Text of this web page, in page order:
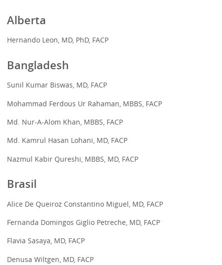
Alberta
Hernando Leon, MD, PhD, FACP
Bangladesh
Sunil Kumar Biswas, MD, FACP
Mohammad Ferdous Ur Rahaman, MBBS, FACP
Md. Nur-A-Alom Khan, MBBS, FACP
Md. Kamrul Hasan Lohani, MD, FACP
Nazmul Kabir Qureshi, MBBS, MD, FACP
Brasil
Alice De Queiroz Constantino Miguel, MD, FACP
Fernanda Domingos Giglio Petreche, MD, FACP
Flavia Sasaya, MD, FACP
Denusa Wiltgen, MD, FACP